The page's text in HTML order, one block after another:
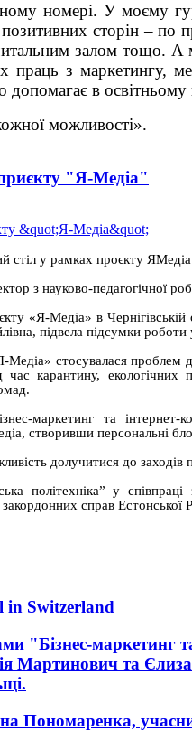
номері. У моєму
сторін – по
залом тощо. А
праць з маркетингу,
допомагає в освітньому
можливості».
"Я-Медіа"
стіл у рамках проєкту
з науково-педагогічної
«Я-Медіа» в
підвела підсумки роботи
стосувалася проблем
час карантину,
маркетинг та
створивши персональні
долучитися до заходів
політехніка” у
справ Естонської
in Switzerland
"Бізнес-маркетинг
Мартинович та
Пономаренка,